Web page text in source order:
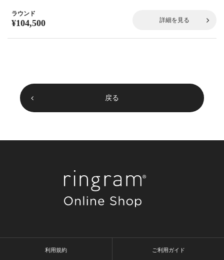
ラウンド
¥104,500 詳細を見る
戻る
利用規約 ご利用ガイド